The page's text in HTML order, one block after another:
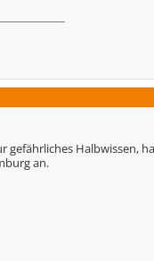
gefährliches Halbwissen,
an.